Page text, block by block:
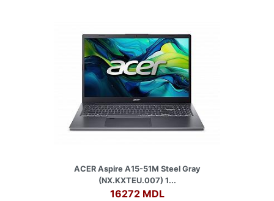
ACER Aspire A15-51M Steel Gray
(NX.KXTEU.007) 1...
16272 MDL